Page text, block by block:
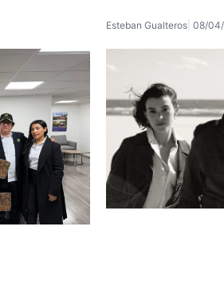
Esteban Gualteros 08/